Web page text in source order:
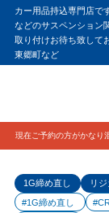
カー用品持込専門店で
などのサスペンション
取り付けお待ち致して
東郷町など
現在ご予約の方がかなり
1G締め直し リジ
#1G締め直し